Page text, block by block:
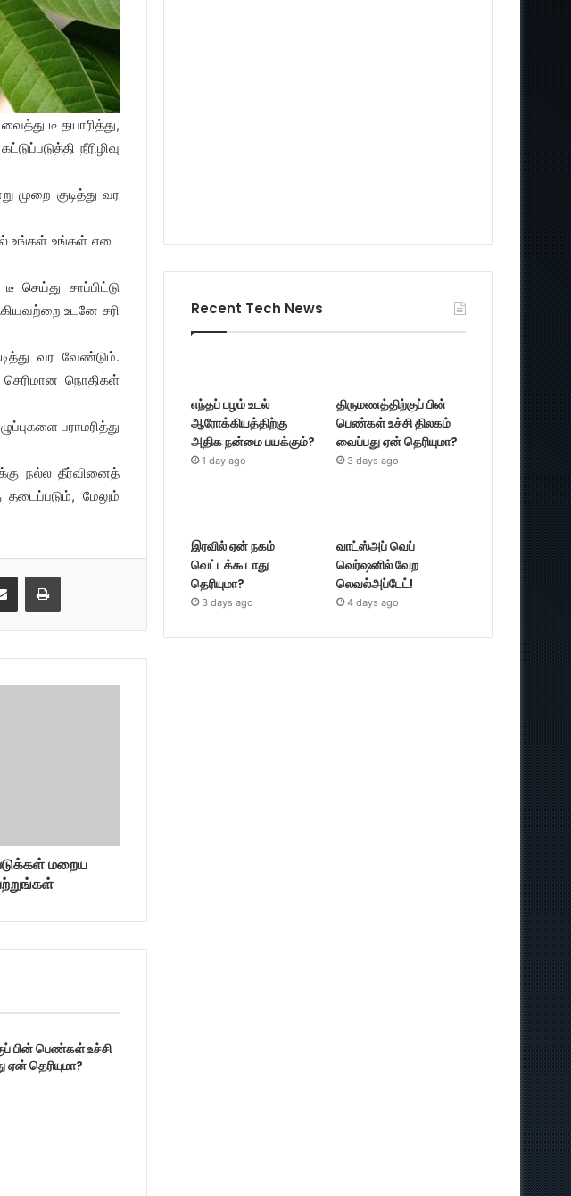
டீ தயாரித்து,
நீரிழிவு
குடித்து வர
உங்கள் உங்கள் எடை
சாப்பிட்டு
உடனே சரி
வர வேண்டும்.
நொதிகள்
பராமரித்து
நல்ல தீர்வினைத்
மேலும்
Share via Email Print
மறைய
பின் பெண்கள் உச்சி
தெரியுமா?
Recent Tech News
எந்தப் பழம் உடல்
ஆரோக்கியத்திற்கு
அதிக நன்மை பயக்கும்?
1 day ago
திருமணத்திற்குப் பின்
பெண்கள் உச்சி திலகம்
வைப்பது ஏன் தெரியுமா?
3 days ago
இரவில் ஏன் நகம்
வெட்டக்கூடாது
தெரியுமா?
3 days ago
வாட்ஸ்அப் வெப்
வெர்ஷனில் வேற
லெவல்அப்டேட்!
4 days ago